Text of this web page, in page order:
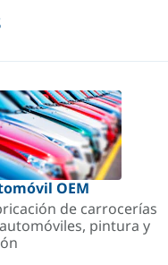
OEM
de carrocerías
pintura y